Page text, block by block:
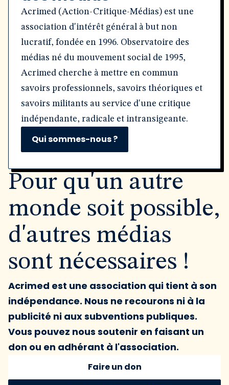
Acrimed (Action-Critique-Médias) est une
association d'intérêt général à but non
lucratif, fondée en 1996. Observatoire des
médias né du mouvement social de 1995,
Acrimed cherche à mettre en commun
savoirs professionnels, savoirs théoriques et
savoirs militants au service d'une critique
indépendante, radicale et intransigeante.
Qui sommes-nous ?
Pour qu'un autre
monde soit possible,
d'autres médias
sont nécessaires !
Acrimed est une association qui tient à son
indépendance. Nous ne recourons ni à la
publicité ni aux subventions publiques.
Vous pouvez nous soutenir en faisant un
don ou en adhérant à l'association.
Faire un don